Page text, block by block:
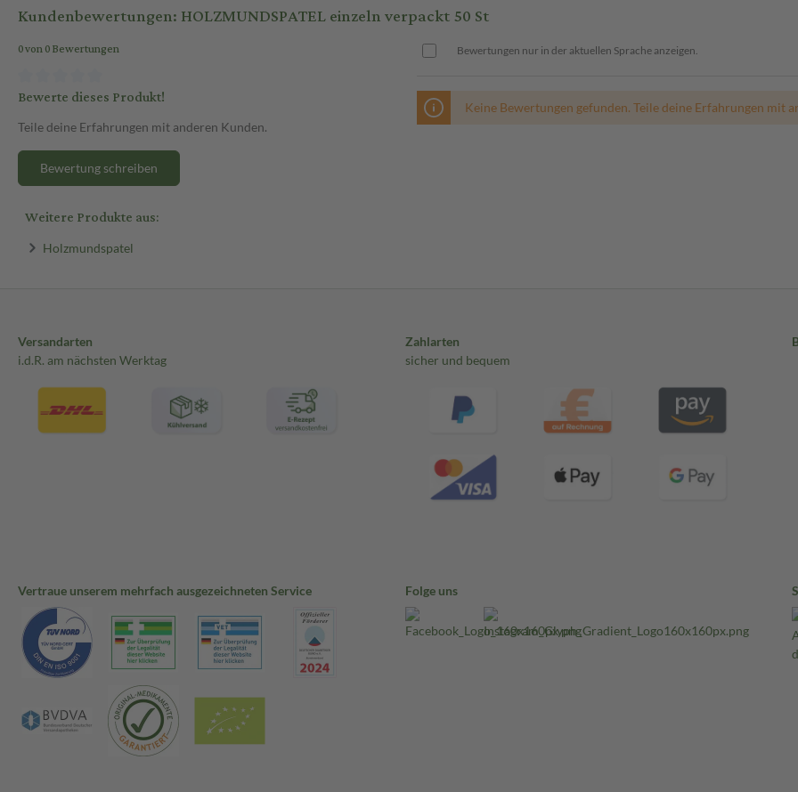
Kundenbewertungen: HOLZMUNDSPATEL einzeln verpackt 50 St
0 von 0 Bewertungen
Bewerte dieses Produkt!
Teile deine Erfahrungen mit anderen Kunden.
Bewertung schreiben
Bewertungen nur in der aktuellen Sprache anzeigen.
Keine Bewertungen gefunden. Teile deine Erfahrungen mit
Weitere Produkte aus:
Holzmundspatel
Versandarten
i.d.R. am nächsten Werktag
Zahlarten
sicher und bequem
Vertraue unserem mehrfach ausgezeichneten Service Folge uns